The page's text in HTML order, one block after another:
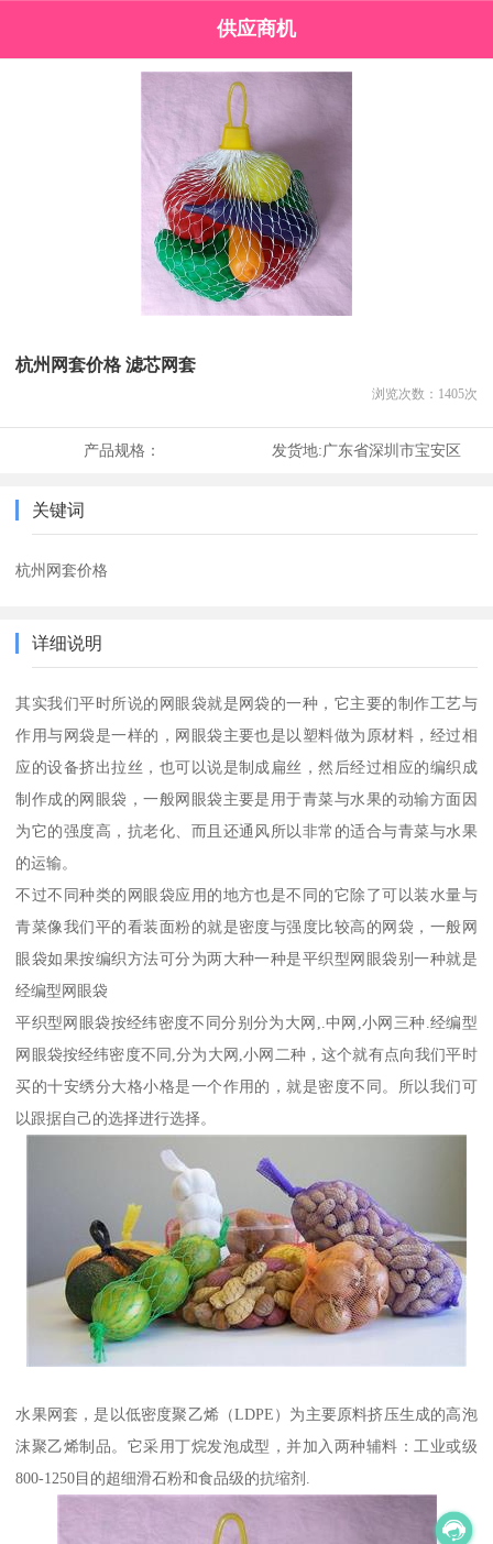
供应商机
杭州网套价格 滤芯网套
浏览次数： 1405次
产品规格： 发货地:广东省深圳市宝安区
关键词
杭州网套价格
详细说明
其实我们平时所说的网眼袋就是网袋的一种，它主要的制作工艺与
作用与网袋是一样的，网眼袋主要也是以塑料做为原材料，经过相
应的设备挤出拉丝，也可以说是制成扁丝，然后经过相应的编织成
制作成的网眼袋，一般网眼袋主要是用于青菜与水果的动输方面因
为它的强度高，抗老化、而且还通风所以非常的适合与青菜与水果
的运输。
不过不同种类的网眼袋应用的地方也是不同的它除了可以装水量与
青菜像我们平的看装面粉的就是密度与强度比较高的网袋，一般网
眼袋如果按编织方法可分为两大种一种是平织型网眼袋别一种就是
经编型网眼袋
平织型网眼袋按经纬密度不同分别分为大网,.中网,小网三种.经编型
网眼袋按经纬密度不同,分为大网,小网二种，这个就有点向我们平时
买的十安绣分大格小格是一个作用的，就是密度不同。所以我们可
以跟据自己的选择进行选择。
水果网套，是以低密度聚乙烯（LDPE）为主要原料挤压生成的高泡
沫聚乙烯制品。它采用丁烷发泡成型，并加入两种辅料：工业或级
800-1250目的超细滑石粉和食品级的抗缩剂.